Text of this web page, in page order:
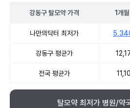
강동구 탈모약가격 1개월
나만의닥터 최저가
강동구 평균가
전국 평균가
탈모약 최저가 병원/약